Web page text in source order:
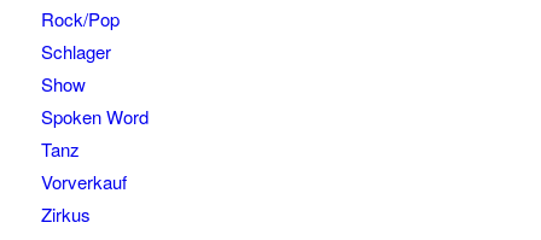
Rock/Pop
Schlager
Show
Spoken Word
Tanz
Vorverkauf
Zirkus